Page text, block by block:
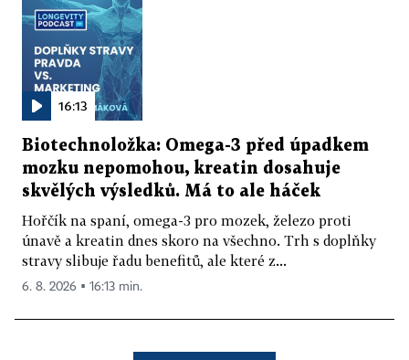
16:13
Biotechnoložka: Omega-3 před úpadkem
mozku nepomohou, kreatin dosahuje
skvělých výsledků. Má to ale háček
Hořčík na spaní, omega-3 pro mozek, železo proti
únavě a kreatin dnes skoro na všechno. Trh s doplňky
stravy slibuje řadu benefitů, ale které z...
6. 8. 2026 ▪ 16:13 min.